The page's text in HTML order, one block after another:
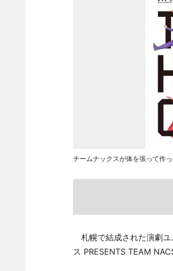
チームナックスが体を張って作
札幌で結成された演劇ユ
ス PRESENTS TEAM